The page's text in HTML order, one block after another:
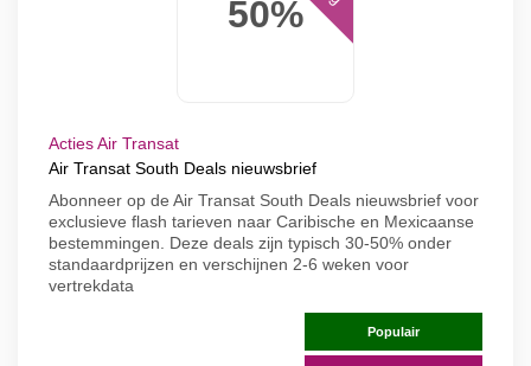
50%
Acties Air Transat
Air Transat South Deals nieuwsbrief
Abonneer op de Air Transat South Deals nieuwsbrief voor
exclusieve flash tarieven naar Caribische en Mexicaanse
bestemmingen. Deze deals zijn typisch 30-50% onder
standaardprijzen en verschijnen 2-6 weken voor
vertrekdata
Populair